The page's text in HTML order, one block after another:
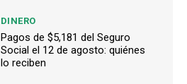
DINERO
Pagos de $5,181 del Seguro
Social el 12 de agosto: quiénes
lo reciben